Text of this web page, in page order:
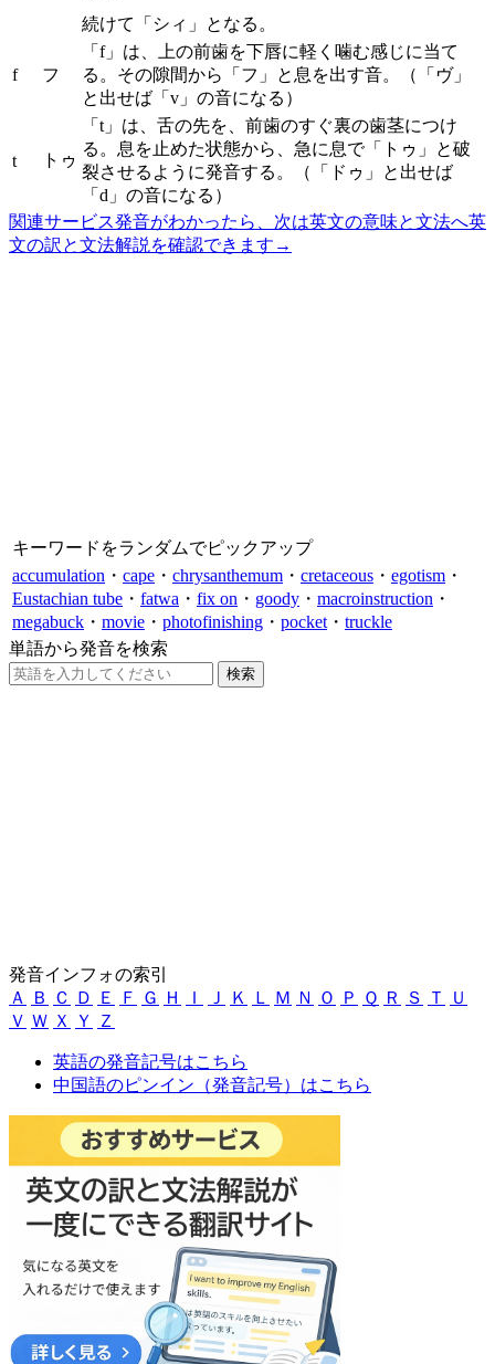
続けて「シィ」となる。
f フ
「f」は、上の前歯を下唇に軽く噛む感じに当て
る。その隙間から「フ」と息を出す音。（「ヴ」
と出せば「v」の音になる）
t トゥ
「t」は、舌の先を、前歯のすぐ裏の歯茎につけ
る。息を止めた状態から、急に息で「トゥ」と破
裂させるように発音する。（「ドゥ」と出せば
「d」の音になる）
関連サービス発音がわかったら、次は英文の意味と文法へ英
文の訳と文法解説を確認できます →
キーワードをランダムでピックアップ
accumulation ・ cape ・ chrysanthemum ・ cretaceous ・ egotism ・
Eustachian tube ・ fatwa ・ fix on ・ goody ・ macroinstruction ・
megabuck ・ movie ・ photofinishing ・ pocket ・ truckle
単語から発音を検索
発音インフォの索引
Ａ
Ｂ Ｃ Ｄ Ｅ Ｆ Ｇ Ｈ Ｉ Ｊ Ｋ Ｌ Ｍ Ｎ Ｏ Ｐ Ｑ Ｒ Ｓ Ｔ
Ｕ
Ｖ Ｗ Ｘ Ｙ Ｚ
英語の発音記号はこちら
中国語のピンイン（発音記号）はこちら